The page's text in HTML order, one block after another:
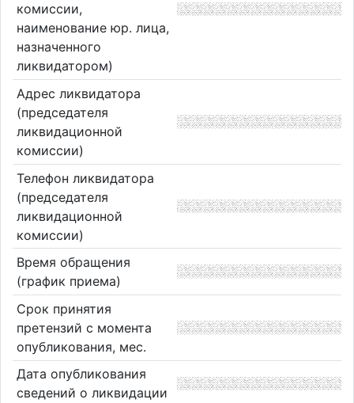
комиссии,
наименование юр. лица,
назначенного
ликвидатором)
Адрес ликвидатора
(председателя
ликвидационной
комиссии)
Телефон ликвидатора
(председателя
ликвидационной
комиссии)
Время обращения
(график приема)
Срок принятия
претензий с момента
опубликования, мес.
Дата опубликования
сведений о ликвидации